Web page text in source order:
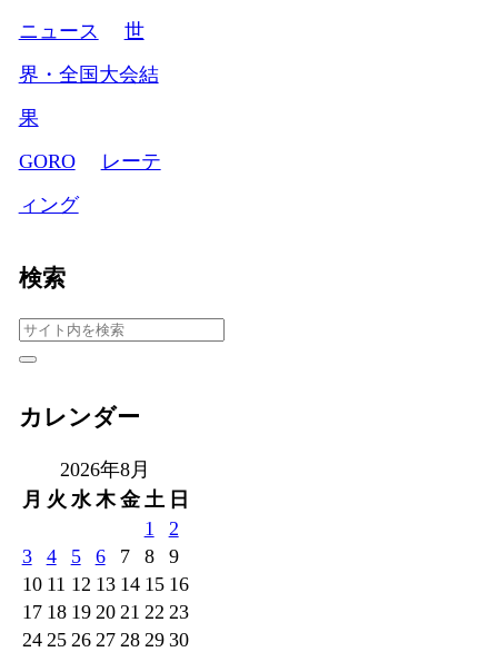
ニュース
世
界・全国大会結
果
GORO
レーテ
ィング
検索
カレンダー
2026年8月
月 火 水 木 金 土 日
1
2
3
4 5 6 7 8
9
10 11 12 13 14 15 16
17 18 19 20 21 22 23
24 25 26 27 28 29 30